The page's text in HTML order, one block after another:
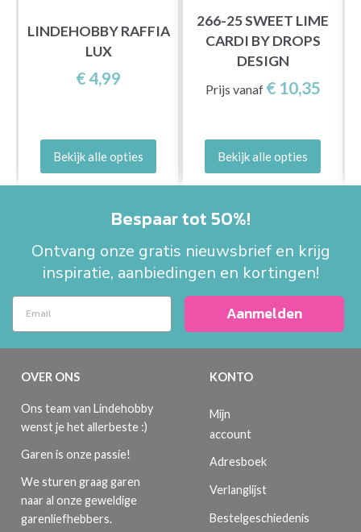
LINDEHOBBY RAFFIA
LUX
€ 4,99
Bekijk alle opties
266-25 SWEET LIME
CARDI BY DROPS
DESIGN
Prijs vanaf € 10,35
Bekijk alle opties
Bespaar tot 50%!
Ontvang onze gratis nieuwsbrief en krijg
inspiratie, aanbiedingen en kortingen!
Aanmelden
OVER ONS
Ons team van Lindehobby
wenst je het allerbeste :)
Garen is onze passie!
We sturen graag garen
naar al onze geweldige
garenliefhebbers.
KONTO
Mijn
account
Adresboek
Verlanglijst
Bestelgeschiedenis